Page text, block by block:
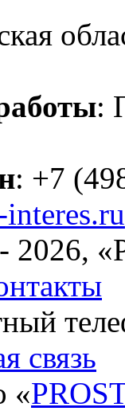
:
: +7
2026,
связь
«